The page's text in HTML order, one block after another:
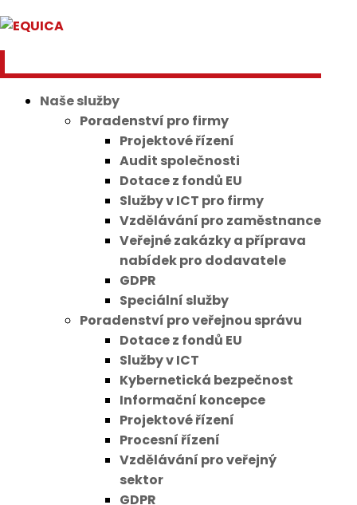
Naše služby
Poradenství pro firmy
Projektové řízení
Audit společnosti
Dotace z fondů EU
Služby v ICT pro firmy
Vzdělávání pro zaměstnance
Veřejné zakázky a příprava
nabídek pro dodavatele
GDPR
Speciální služby
Poradenství pro veřejnou správu
Dotace z fondů EU
Služby v ICT
Kybernetická bezpečnost
Informační koncepce
Projektové řízení
Procesní řízení
Vzdělávání pro veřejný
sektor
GDPR